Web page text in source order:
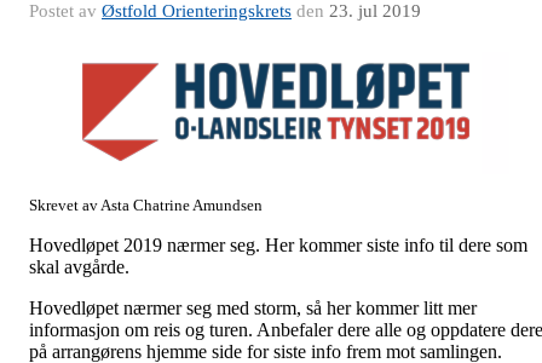
Postet av Østfold Orienteringskrets den 23. jul 2019
Skrevet av Asta Chatrine Amundsen
Hovedløpet 2019 nærmer seg. Her kommer siste info til dere som
skal avgårde.
Hovedløpet nærmer seg med storm, så her kommer litt mer
informasjon om reis og turen. Anbefaler dere alle og oppdatere dere
på arrangørens hjemme side for siste info frem mot samlingen.